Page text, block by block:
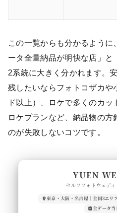
この一覧からも分かるよう
ータ全量納品が明快な店」と
2系統に大きく分かれます。
残したいならフォトコザカや
ド以上）、ロケで多くのカ
ロケプランなど、納品物の
のが失敗しないコツです。
YUEN
セルフフォトウェデ
東京・大阪・名古屋｜全国3エリ
全データ当